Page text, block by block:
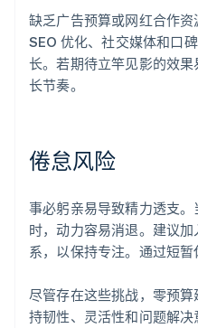
缺乏广告预算或网红合作
SEO 优化、社交媒体和口
长。若期待立竿见影的效
长节奏。
倦怠风险
事必躬亲易导致精力透支
时，动力容易消退。建议
系，以保持专注。通过短暂
尽管存在这些挑战，零预
持韧性、灵活性和问题解